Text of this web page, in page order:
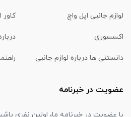
لوازم جانبی اپل واچ کاور
اکسسوری
دانستنی ها درباره لوازم جانبی
عضویت در خبرنامه
با عضویت در خبرنامه ما، اولین نفری